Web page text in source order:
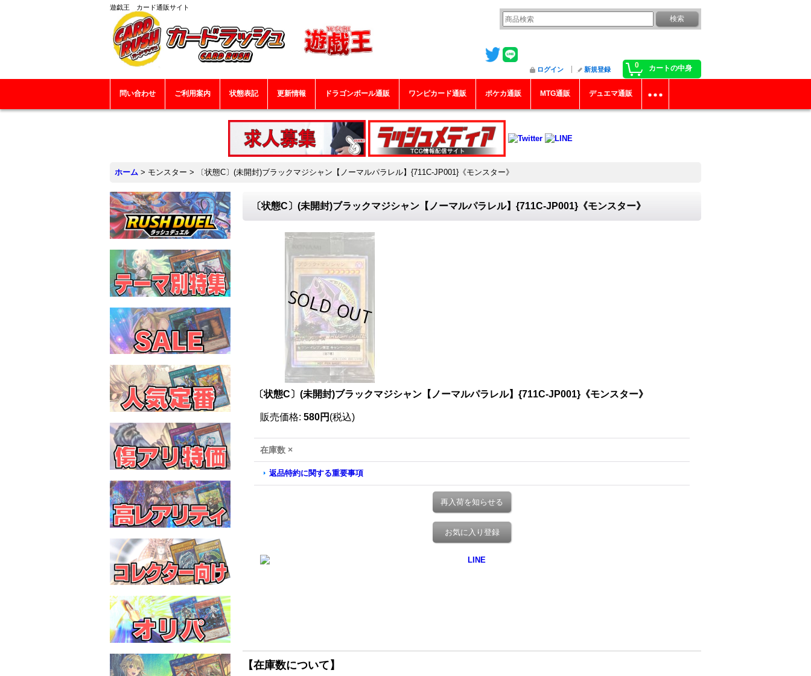
遊戯王 カード通販サイト
0 カートの中身
ログイン 新規登録
問い合わせ ご利用案内 状態表記 更新情報 ドラゴンボール通販 ワンピカード通販 ポケカ通販 MTG通販 デュエマ通販
ホーム > モンスター > 〔状態C〕(未開封)ブラックマジシャン【ノーマルパラレル】{711C-JP001}《モンスター》
〔状態C〕(未開封)ブラックマジシャン【ノーマルパラレル】{711C-JP001}《モンスター》
〔状態C〕(未開封)ブラックマジシャン【ノーマルパラレル】{711C-JP001}《モンスター》
販売価格: 580円 (税込)
在庫数 ×
返品特約に関する重要事項
再入荷を知らせる
お気に入り登録
【在庫数について】